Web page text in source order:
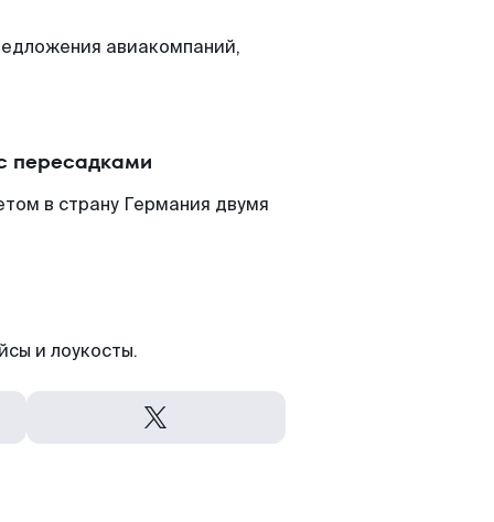
авиакомпаний,
пересадками
в страну Германия двумя
и лоукосты.